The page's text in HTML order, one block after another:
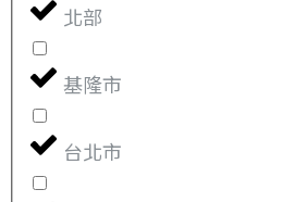
北部
基隆市
台北市